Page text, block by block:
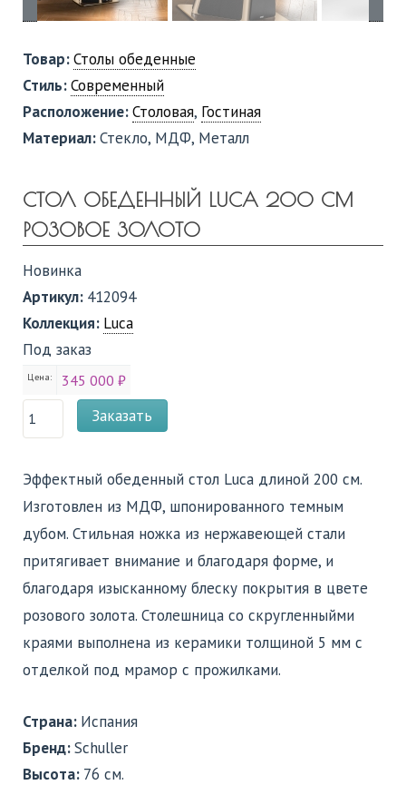
Товар:Столы обеденные
Стиль:Современный
Расположение:Столовая, Гостиная
Материал:Стекло, МДФ, Металл
СТОЛ ОБЕДЕННЫЙ LUCA 200 СМ
РОЗОВОЕ ЗОЛОТО
Новинка
Артикул: 412094
Коллекция: Luca
Под заказ
Цена: 345 000 ₽
Заказать
Эффектный обеденный стол Luca длиной 200 см.
Изготовлен из МДФ, шпонированного темным
дубом. Стильная ножка из нержавеющей стали
притягивает внимание и благодаря форме, и
благодаря изысканному блеску покрытия в цвете
розового золота. Столешница со скругленныйми
краями выполнена из керамики толщиной 5 мм с
отделкой под мрамор с прожилками.
Страна: Испания
Бренд:Schuller
Высота: 76 см.